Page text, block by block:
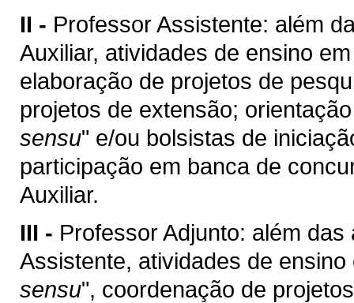
II - Professor Assistente: além
Auxiliar, atividades de ensino
elaboração de projetos de
projetos de extensão;
sensu" e/ou bolsistas de
participação em banca de
Auxiliar.
III - Professor Adjunto: além
Assistente, atividades de
sensu", coordenação de